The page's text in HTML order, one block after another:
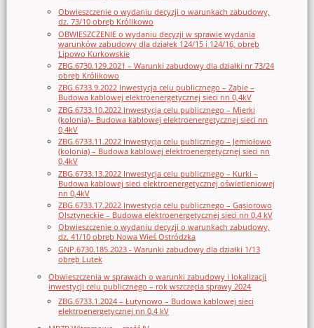
Obwieszczenie o wydaniu decyzji o warunkach zabudowy,
dz. 73/10 obręb Królikowo
OBWIESZCZENIE o wydaniu decyzji w sprawie wydania
warunków zabudowy dla działek 124/15 i 124/16, obręb
Lipowo Kurkowskie
ZBG.6730.129.2021 – Warunki zabudowy dla działki nr 73/24
obręb Królikowo
ZBG.6733.9.2022 Inwestycja celu publicznego – Ząbie –
Budowa kablowej elektroenergetycznej sieci nn 0,4kV
ZBG.6733.10.2022 Inwestycja celu publicznego – Mierki
(kolonia)– Budowa kablowej elektroenergetycznej sieci nn
0,4kV
ZBG.6733.11.2022 Inwestycja celu publicznego – Jemiołowo
(kolonia) – Budowa kablowej elektroenergetycznej sieci nn
0,4kV
ZBG.6733.13.2022 Inwestycja celu publicznego – Kurki –
Budowa kablowej sieci elektroenergetycznej oświetleniowej
nn 0,4kV
ZBG.6733.17.2022 Inwestycja celu publicznego – Gąsiorowo
Olsztyneckie – Budowa elektroenergetycznej sieci nn 0,4 kV
Obwieszczenie o wydaniu decyzji o warunkach zabudowy,
dz. 41/10 obręb Nowa Wieś Ostródzka
GNP.6730.185.2023 - Warunki zabudowy dla działki 1/13
obręb Lutek
Obwieszczenia w sprawach o warunki zabudowy i lokalizacji
inwestycji celu publicznego – rok wszczęcia sprawy 2024
ZBG.6733.1.2024 – Łutynowo – Budowa kablowej sieci
elektroenergetycznej nn 0,4 kV